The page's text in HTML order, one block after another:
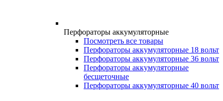
Перфораторы аккумуляторные
Посмотреть все товары
Перфораторы аккумуляторные 18 вольт
Перфораторы аккумуляторные 36 вольт
Перфораторы аккумуляторные
бесщеточные
Перфораторы аккумуляторные 40 вольт